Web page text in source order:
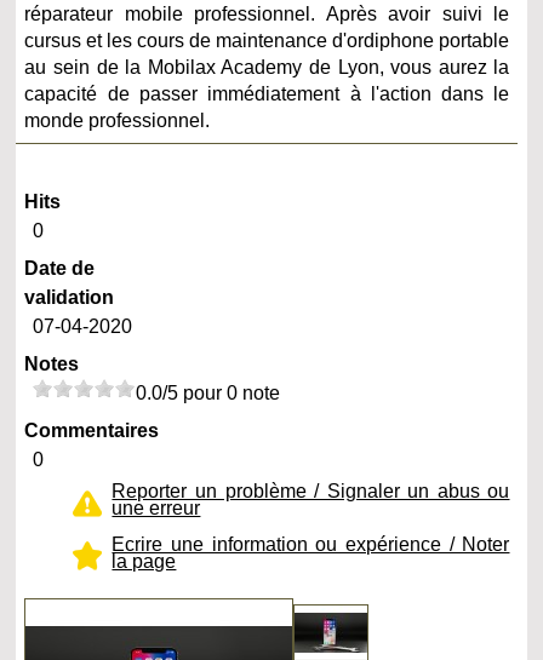
réparateur mobile professionnel. Après avoir suivi le
cursus et les cours de maintenance d'ordiphone portable
au sein de la Mobilax Academy de Lyon, vous aurez la
capacité de passer immédiatement à l'action dans le
monde professionnel.
Hits
0
Date de
validation
07-04-2020
Notes
0.0/5 pour 0 note
Commentaires
0
Reporter un problème / Signaler un abus ou
une erreur
Ecrire une information ou expérience / Noter
la page